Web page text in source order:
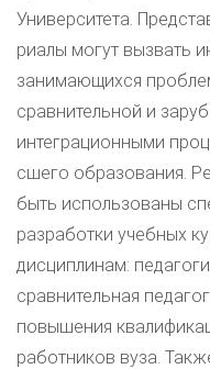
Университета.
риалы могут вызвать
занимающихся
сравнительной и
интеграционными
сшего образования.
быть использованы
разработки учебных
дисциплинам:
сравнительная
повышения
работников вуза.